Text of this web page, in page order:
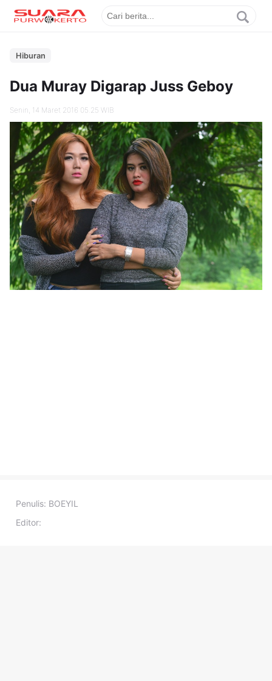
Hiburan
Dua Muray Digarap Juss Geboy
Senin, 14 Maret 2016 05.25 WIB
Penulis: BOEYIL
Editor: